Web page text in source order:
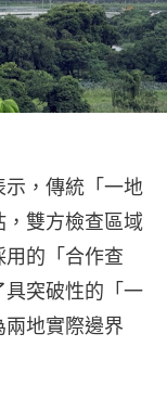
，傳統「一地
雙方檢查區域
的「合作查
突破性的「一
地實際邊界